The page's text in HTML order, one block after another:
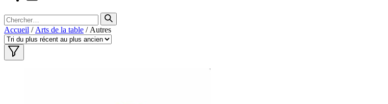
Search
for
Accueil / Arts de la table / Autres